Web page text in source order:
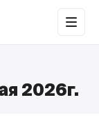
2026г.